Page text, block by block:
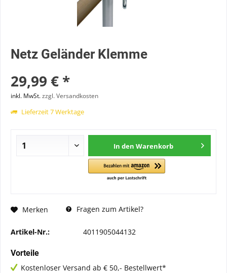
Netz Geländer Klemme
29,99 € *
inkl. MwSt.zzgl. Versandkosten
Lieferzeit 7 Werktage
In den Warenkorb
Merken Fragen zum Artikel?
Artikel-Nr.: 4011905044132
Vorteile
Kostenloser Versand ab € 50,- Bestellwert*